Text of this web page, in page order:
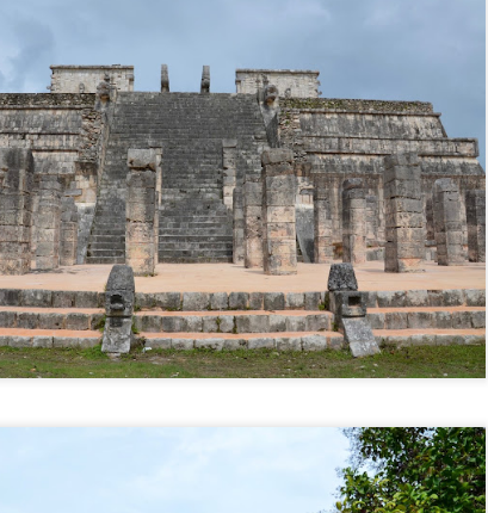
Füssen și unde se găsesc numeroase castele și orașe pitorești.
JUN
7
Palermo - capitala Siciliei
Palermo este capitala Siciliei, un oraș italian important din punct de
vedere istoric, cultural și gastronomic.
Orașul a fost fondat în 734 î.Hr. de fenicieni și avea numele de Sis - floare. A
intrat apoi în posesia Cartaginei, a Imperiului Roman, a fost sub dominație
arabă și cucerit de normanzi și spanioli. Orașul a fost eliberat de
revoluționarul Giuseppe Garibaldi și începând din 1860 face parte din nou
înființatul stat italian.
Santorini este una dintre cele mai căutate destinații de vacanță, o
adevărată emblemă a Greciei, datorită panoramelor minunate asupra
Insula se află în Marea Egee și face parte din Insulele Ciclade, alături de